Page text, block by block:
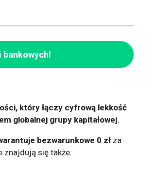
który łączy cyfrową lekkość
globalnej grupy kapitałowej.
bezwarunkowe 0 zł za
znajdują się także: